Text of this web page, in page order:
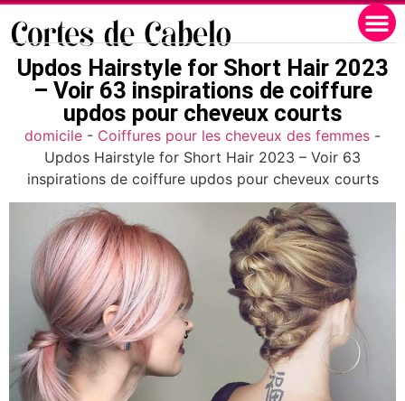
Updos Hairstyle for Short Hair 2023
– Voir 63 inspirations de coiffure
updos pour cheveux courts
domicile - Coiffures pour les cheveux des femmes -
Updos Hairstyle for Short Hair 2023 – Voir 63
inspirations de coiffure updos pour cheveux courts